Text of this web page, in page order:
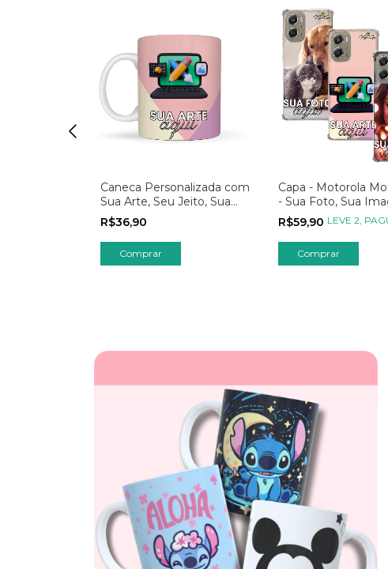
Caneca Personalizada com
Sua Arte, Seu Jeito, Sua
Estampa
R$36,90
Comprar
Capa - Motorola
- Sua Foto, Sua
Sua Arte
R$59,90 LEVE 2,
Comprar